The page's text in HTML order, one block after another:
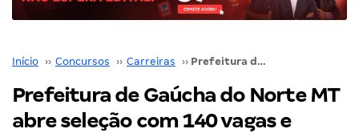
Início ›› Concursos ›› Carreiras ›› Prefeitura de Gaúcha do Norte MT abre seleção com 140 vagas e salários de até R$ 11.9 mil!
Prefeitura de Gaúcha do Norte MT
abre seleção com 140 vagas e